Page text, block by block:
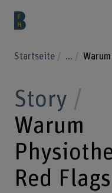
Startseite ...
Story
Warum
Red